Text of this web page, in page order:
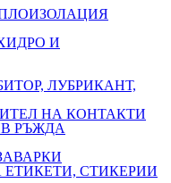
И
ЛУБРИКАНТ,
НА КОНТАКТИ
РЪЖДА
ЕТИКЕТИ, СТИКЕРИИ